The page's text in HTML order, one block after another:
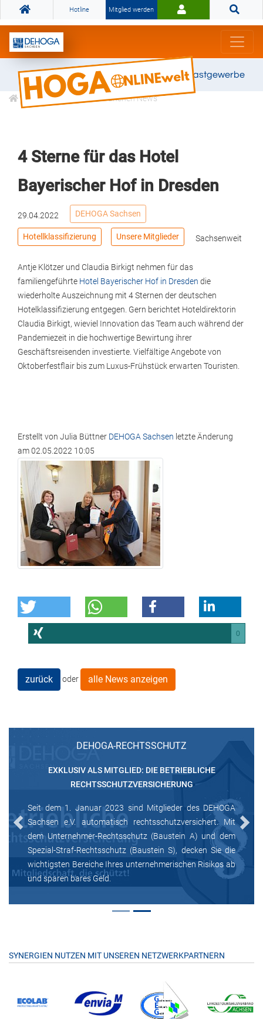
Hotline Mitglied werden
Gemeinsam stark für das Gastgewerbe
Informationen Branchen News
4 Sterne für das Hotel
Bayerischer Hof in Dresden
29.04.2022 DEHOGA Sachsen
Hotellklassifizierung Unsere Mitglieder Sachsenweit
Antje Klötzer und Claudia Birkigt nehmen für das
familiengeführte Hotel Bayerischer Hof in Dresden die
wiederholte Auszeichnung mit 4 Sternen der deutschen
Hotelklassifizierung entgegen. Gern berichtet Hoteldirektorin
Claudia Birkigt, wieviel Innovation das Team auch während der
Pandemiezeit in die hochwertige Bewirtung ihrer
Geschäftsreisenden investierte. Vielfältige Angebote von
Oktoberfestflair bis zum Luxus-Frühstück erwarten Touristen.
Erstellt von Julia Büttner DEHOGA Sachsen letzte Änderung
am02.05.2022 10:05
0
zurück oder alle News anzeigen
DEHOGA-RECHTSSCHUTZ
EXKLUSIV ALS MITGLIED: DIE BETRIEBLICHE
RECHTSSCHUTZVERSICHERUNG
Seit dem 1. Januar 2023 sind Mitglieder des DEHOGA
Sachsen e.V. automatisch rechtsschutzversichert. Mit
dem Unternehmer-Rechtsschutz (Baustein A) und dem
Spezial-Straf-Rechtsschutz (Baustein S), decken Sie die
wichtigsten Bereiche Ihres unternehmerischen Risikos ab
und sparen bares Geld.
Previous Next
SYNERGIEN NUTZEN MIT UNSEREN NETZWERKPARTNERN